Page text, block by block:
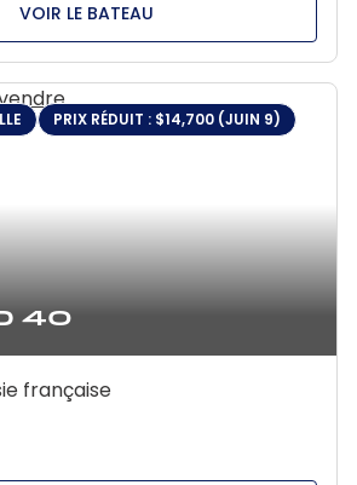
VOIR LE BATEAU
40
PRIX RÉDUIT : $14,700 (JUIN 9)
française